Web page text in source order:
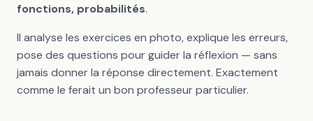
fonctions, probabilités.
Il analyse les exercices en photo, explique les erreurs,
pose des questions pour guider la réflexion — sans
jamais donner la réponse directement. Exactement
comme le ferait un bon professeur particulier.